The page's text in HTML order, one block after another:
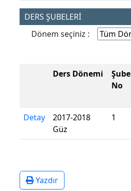
DERS ŞUBELERİ
Dönem seçiniz :
Ders Dönemi
Şube
No
Detay
2017-2018
Güz
1
Yazdır